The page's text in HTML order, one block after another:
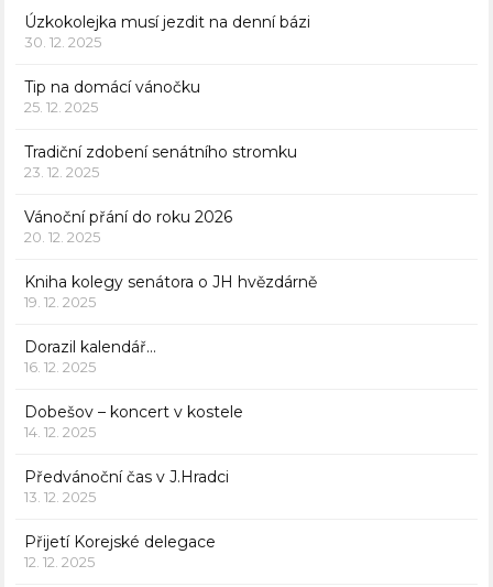
Úzkokolejka musí jezdit na denní bázi
30. 12. 2025
Tip na domácí vánočku
25. 12. 2025
Tradiční zdobení senátního stromku
23. 12. 2025
Vánoční přání do roku 2026
20. 12. 2025
Kniha kolegy senátora o JH hvězdárně
19. 12. 2025
Dorazil kalendář…
16. 12. 2025
Dobešov – koncert v kostele
14. 12. 2025
Předvánoční čas v J.Hradci
13. 12. 2025
Přijetí Korejské delegace
12. 12. 2025